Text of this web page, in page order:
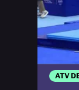
ATV